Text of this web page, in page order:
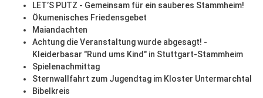
LET’S PUTZ - Gemeinsam für ein sauberes Stammheim!
Ökumenisches Friedensgebet
Maiandachten
Achtung die Veranstaltung wurde abgesagt! -
Kleiderbasar "Rund ums Kind" in Stuttgart-Stammheim
Spielenachmittag
Sternwallfahrt zum Jugendtag im Kloster Untermarchtal
Bibelkreis